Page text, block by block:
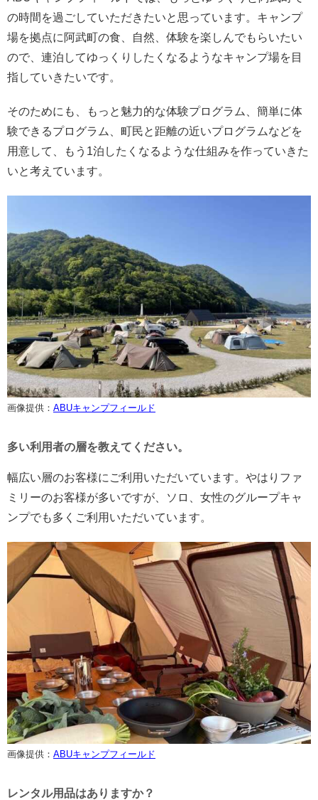
の時間を過ごしていただきたいと思っています。キャンプ
場を拠点に阿武町の食、自然、体験を楽しんでもらいたい
ので、連泊してゆっくりしたくなるようなキャンプ場を目
指していきたいです。
そのためにも、もっと魅力的な体験プログラム、簡単に体
験できるプログラム、町民と距離の近いプログラムなどを
用意して、もう1泊したくなるような仕組みを作っていきた
いと考えています。
画像提供： ABUキャンプフィールド
多い利用者の層を教えてください。
幅広い層のお客様にご利用いただいています。やはりファ
ミリーのお客様が多いですが、ソロ、女性のグループキャ
ンプでも多くご利用いただいています。
画像提供： ABUキャンプフィールド
レンタル用品はありますか？